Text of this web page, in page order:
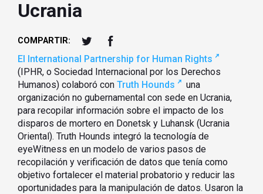
Ucrania
COMPARTIR:
El International Partnership for Human Rights
(IPHR, o Sociedad Internacional por los Derechos
Humanos) colaboró con Truth Hounds
una
organización no gubernamental con sede en Ucrania,
para recopilar información sobre el impacto de los
disparos de mortero en Donetsk y Luhansk (Ucrania
Oriental). Truth Hounds integró la tecnología de
eyeWitness en un modelo de varios pasos de
recopilación y verificación de datos que tenía como
objetivo fortalecer el material probatorio y reducir las
oportunidades para la manipulación de datos. Usaron la